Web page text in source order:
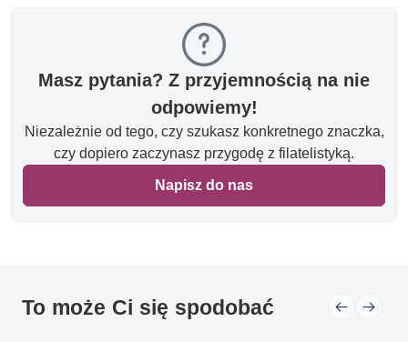
Masz pytania? Z przyjemnością na nie
odpowiemy!
Niezależnie od tego, czy szukasz konkretnego znaczka,
czy dopiero zaczynasz przygodę z filatelistyką.
Napisz do nas
To może Ci się spodobać